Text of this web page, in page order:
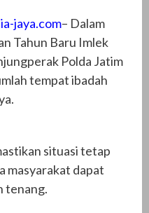
jaya.com– Dalam
Tahun Baru Imlek
Polda Jatim
tempat ibadah
situasi tetap
masyarakat dapat
tenang.